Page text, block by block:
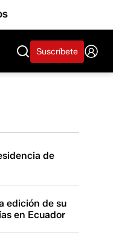
Suscríbete
de
edición de su
en Ecuador